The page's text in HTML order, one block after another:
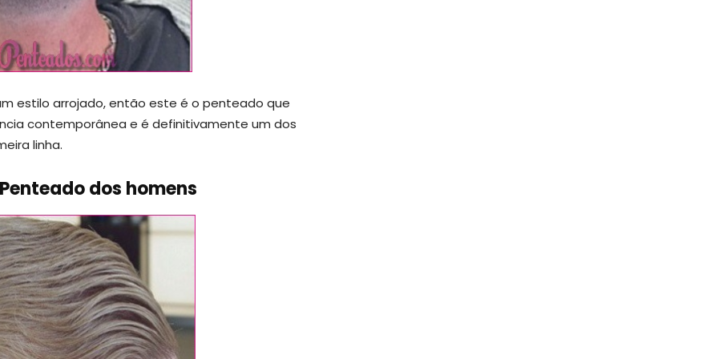
estilo arrojado, então este é o penteado que
contemporânea e é definitivamente um dos
linha.
dos homens